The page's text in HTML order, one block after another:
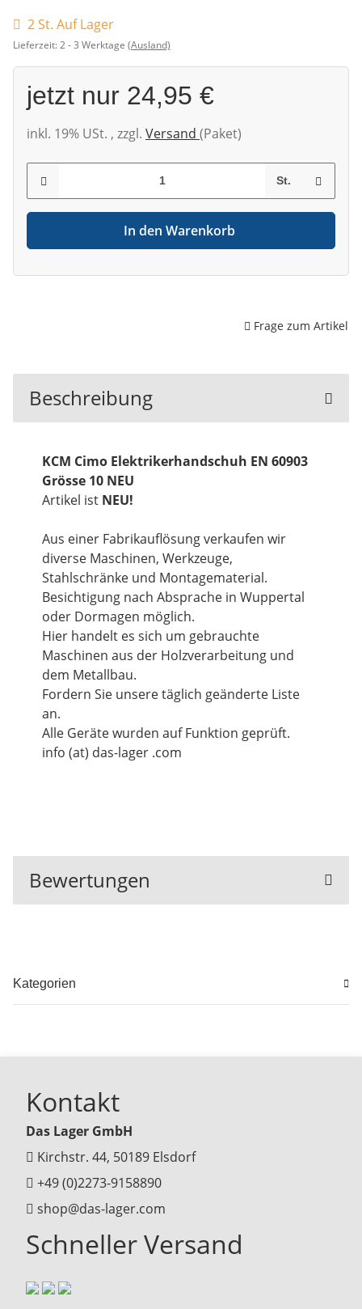
2 St. Auf Lager
Lieferzeit:2 - 3 Werktage (Ausland)
jetzt nur 24,95 €
inkl. 19% USt. , zzgl. Versand (Paket)
St.
In den Warenkorb
Frage zum Artikel
Beschreibung
KCM Cimo Elektrikerhandschuh EN 60903
Grösse 10 NEU
Artikel ist NEU!
Aus einer Fabrikauflösung verkaufen wir
diverse Maschinen, Werkzeuge,
Stahlschränke und Montagematerial.
Besichtigung nach Absprache in Wuppertal
oder Dormagen möglich.
Hier handelt es sich um gebrauchte
Maschinen aus der Holzverarbeitung und
dem Metallbau.
Fordern Sie unsere täglich geänderte Liste
an.
Alle Geräte wurden auf Funktion geprüft.
info (at) das-lager .com
Bewertungen
Kategorien
Kontakt
Das Lager GmbH
Kirchstr. 44, 50189 Elsdorf
+49 (0)2273-9158890
shop@das-lager.com
Schneller Versand